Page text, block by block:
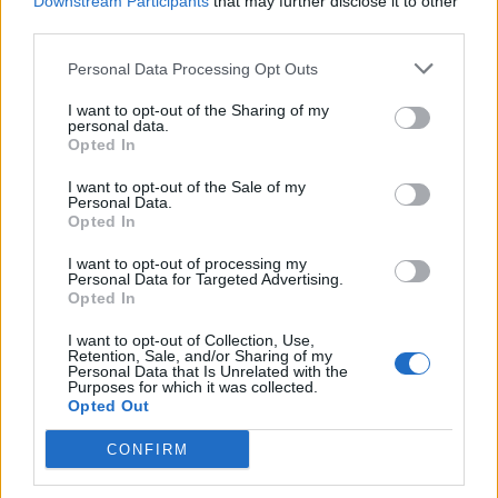
Personal Data Processing Opt Outs
I want to opt-out of the Sharing of my
personal data.
Opted In
I want to opt-out of the Sale of my
Personal Data.
Opted In
I want to opt-out of processing my
Personal Data for Targeted Advertising.
Opted In
I want to opt-out of Collection, Use,
Retention, Sale, and/or Sharing of my
Personal Data that Is Unrelated with the
Purposes for which it was collected.
Opted Out
CONFIRM
In evidenza